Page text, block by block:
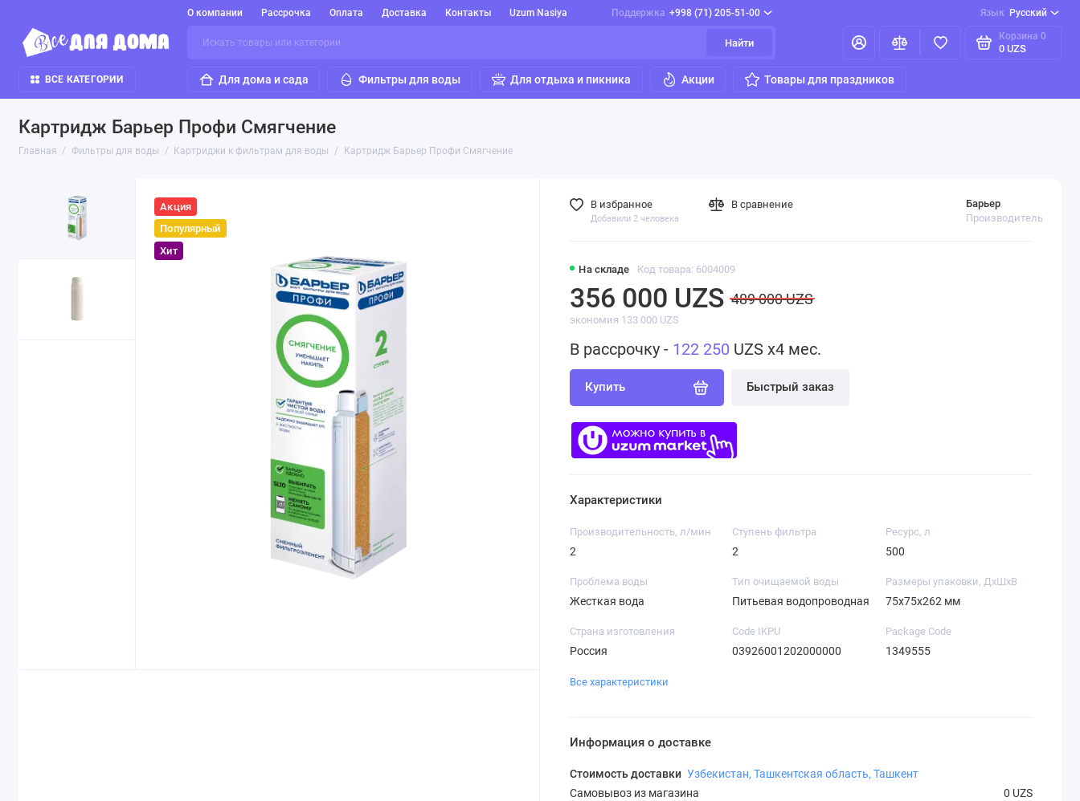
О компании Рассрочка Оплата Доставка Контакты Uzum Nasiya Поддержка +998 (71) 205-51-00 Язык Русский
Найти
Корзина 0
0 UZS
ВСЕ КАТЕГОРИИ Для дома и сада Фильтры для воды Для отдыха и пикника Акции Товары для праздников
Картридж Барьер Профи Смягчение
Главная Фильтры для воды Картриджи к фильтрам для воды Картридж Барьер Профи Смягчение
Акция
Популярный
Хит
На складе
Код товара: 6004009
Барьер
Производитель
356 000 UZS 489 000 UZS
экономия 133 000 UZS
В рассрочку - 122 250 UZS x4 мес.
Купить Быстрый заказ
В избранное
Добавили 2 человека
В сравнение
Характеристики
Производительность, л/мин
2
Ступень фильтра
2
Ресурс, л
500
Проблема воды
Жесткая вода
Тип очищаемой воды
Питьевая водопроводная
Размеры упаковки, ДхШхВ
75x75x262 мм
Страна изготовления
Россия
Code IKPU
03926001202000000
Package Code
1349555
Все характеристики
Информация о доставке
Стоимость доставки Узбекистан, Ташкентская область, Ташкент
Самовывоз из магазина
0 UZS